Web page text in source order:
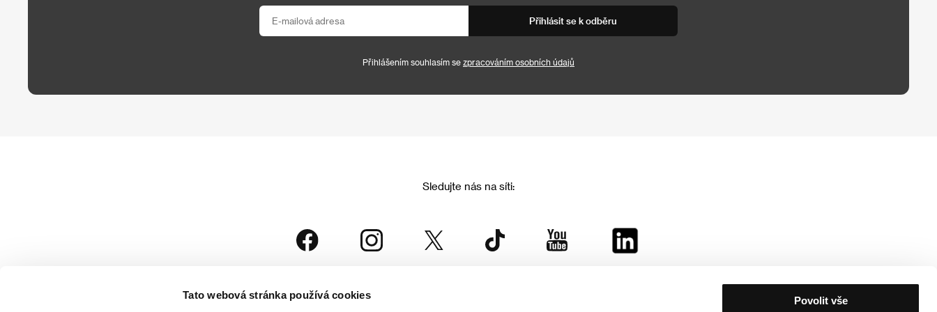
Tato webová stránka používá cookies
Povolit vše
Přihlásit se k odběru
Přihlášením souhlasím se zpracováním osobních údajů
Sledujte nás na síti: